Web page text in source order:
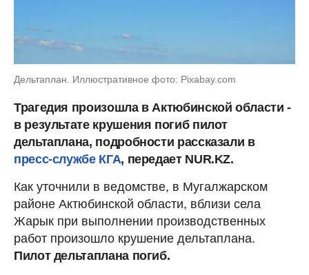
Дельтаплан. Иллюстративное фото: Pixabay.com
Трагедия произошла в Актюбинской области -
в результате крушения погиб пилот
дельтаплана, подробности рассказали в
пресс-службе КГА, передает NUR.KZ.
Как уточнили в ведомстве, в Мугалжарском
районе Актюбинской области, вблизи села
Жарык при выполнении производственных
работ произошло крушение дельтаплана.
Пилот дельтаплана погиб.